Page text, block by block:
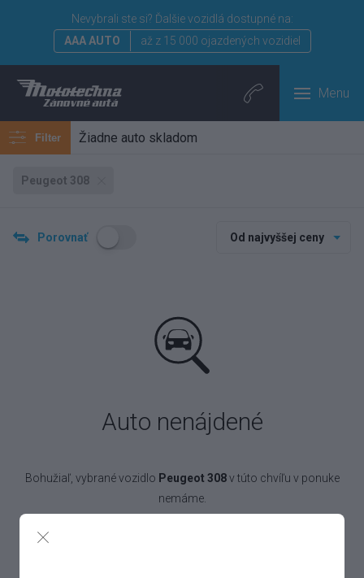
Nevybrali ste si? Ďalšie vozidlá dostupné na:
AAA AUTO
až z 15 000 ojazdených vozidiel
Menu
Filter Žiadne auto skladom
Peugeot 308
Porovnať Od najvyššej ceny
Auto nenájdené
Bohužiaľ, vybrané vozidlo Peugeot 308v túto chvíľu v ponuke
nemáme.
Pokojne to však nechajte na nás! Denne vykúpime až 250 áut,